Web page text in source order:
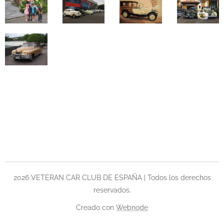
2026 VETERAN CAR CLUB DE ESPAÑA | Todos los derechos
reservados.
Creado con Webnode